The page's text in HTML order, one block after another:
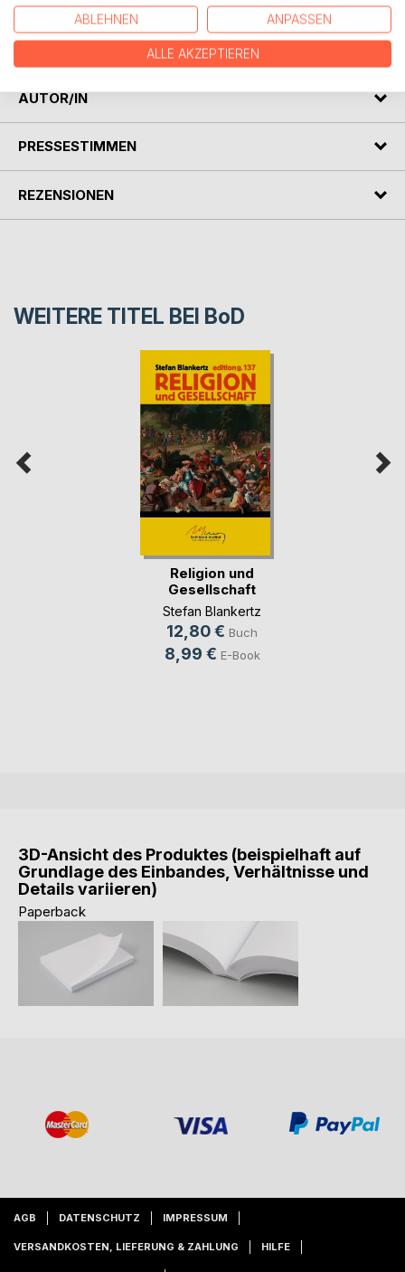
der Apparat (infra-) struktureller Gewalt Minderheiten oder
zuweilen auch Mehrheiten unterdrückt und mundtot macht:
Das ist der Ausgangspunkt dieses Essays.
AUTOR/IN
PRESSESTIMMEN
REZENSIONEN
WEITERE TITEL BEI BoD
Religion und
Gesellschaft
Stefan Blankertz
12,80 € Buch
8,99 € E-Book
3D-Ansicht des Produktes (beispielhaft auf
Grundlage des Einbandes, Verhältnisse und
Details variieren)
Paperback
AGB DATENSCHUTZ IMPRESSUM
VERSANDKOSTEN, LIEFERUNG & ZAHLUNG HILFE
ABLEHNEN ANPASSEN
ALLE AKZEPTIEREN